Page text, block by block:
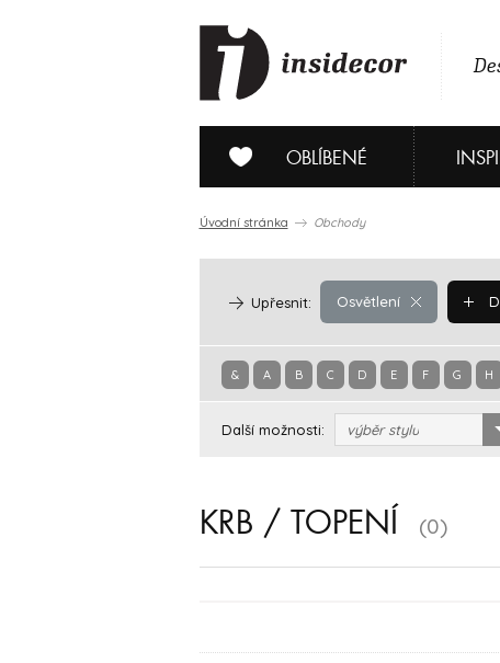
OBLÍBENÉ
Úvodní stránka Obchody
Osvětlení
Upřesnit:
& A B C D E F G H
Další možnosti: výběr stylu
KRB / TOPENÍ (0)